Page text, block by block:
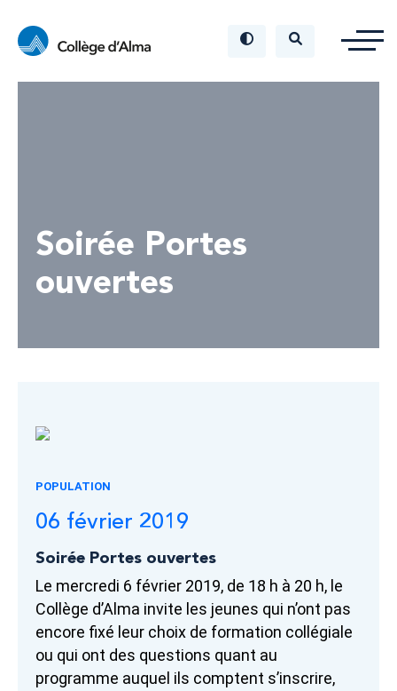
Soirée Portes
ouvertes
POPULATION
06 février 2019
Soirée Portes ouvertes
Le mercredi 6 février 2019, de 18 h à 20 h, le
Collège d’Alma invite les jeunes qui n’ont pas
encore fixé leur choix de formation collégiale
ou qui ont des questions quant au
programme auquel ils comptent s’inscrire,